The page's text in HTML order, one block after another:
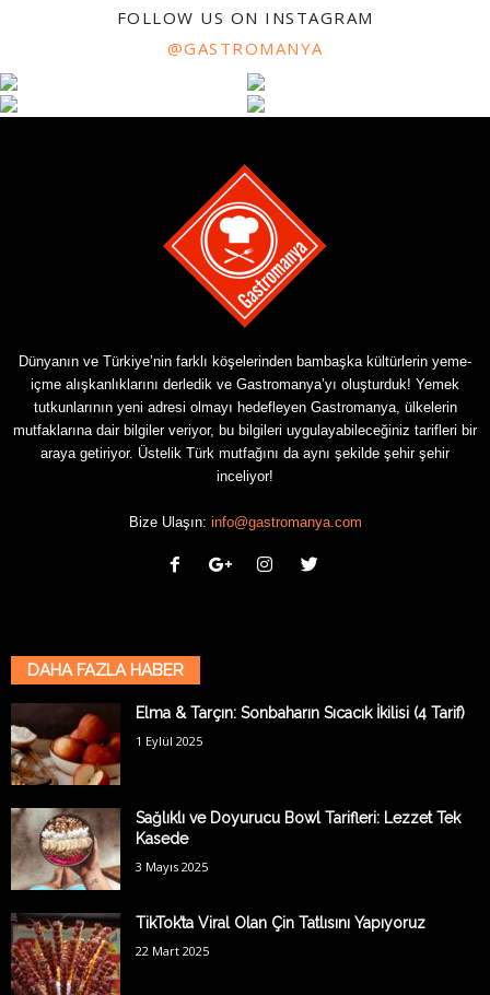
FOLLOW US ON INSTAGRAM
@GASTROMANYA
Dünyanın ve Türkiye’nin farklı köşelerinden bambaşka kültürlerin yeme-
içme alışkanlıklarını derledik ve Gastromanya’yı oluşturduk! Yemek
tutkunlarının yeni adresi olmayı hedefleyen Gastromanya, ülkelerin
mutfaklarına dair bilgiler veriyor, bu bilgileri uygulayabileceğiniz tarifleri bir
araya getiriyor. Üstelik Türk mutfağını da aynı şekilde şehir şehir
inceliyor!
Bize Ulaşın: info@gastromanya.com
DAHA FAZLA HABER
Elma & Tarçın: Sonbaharın Sıcacık İkilisi (4 Tarif)
1 Eylül 2025
Sağlıklı ve Doyurucu Bowl Tarifleri: Lezzet Tek
Kasede
3 Mayıs 2025
TikTok’ta Viral Olan Çin Tatlısını Yapıyoruz
22 Mart 2025